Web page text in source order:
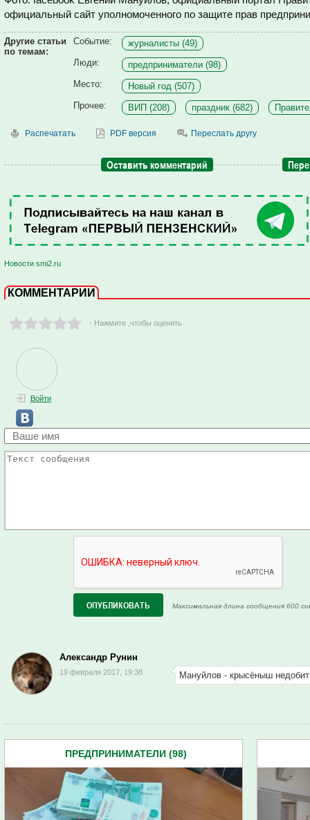
официальный сайт уполномоченного по защите прав
Другие статьи
по темам:
Событие:
журналисты (49)
Люди:
предприниматели (98)
Место:
Новый год (507)
Прочее:
ВИП (208) праздник (682)
Распечатать PDF версия Переслать другу
Оставить комментарий
Новости smi2.ru
КОММЕНТАРИИ
- Нажмите ,чтобы оценить
Войти
Максимальная длина сообщения 600
Александр Рунин
19 февраля 2017, 19:38 Мануйлов - крысёныш
ПРЕДПРИНИМАТЕЛИ (98)